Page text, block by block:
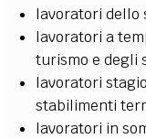
lavoratori dello
lavoratori a
turismo e degli
lavoratori
stabilimenti
lavoratori in